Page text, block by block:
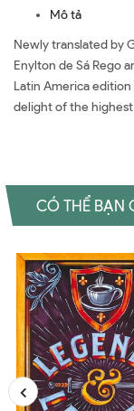
Mô tả
Newly translated by
Enylton de Sá Rego
Latin America
delight of the
CÓ THỂ BẠN